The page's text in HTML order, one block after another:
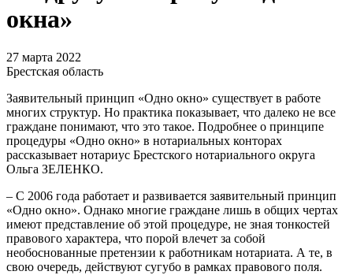
окна»
27 марта 2022
Брестская область
Заявительный принцип «Одно окно» существует в работе
многих структур. Но практика показывает, что далеко не все
граждане понимают, что это такое. Подробнее о принципе
процедуры «Одно окно» в нотариальных конторах
рассказывает нотариус Брестского нотариального округа
Ольга ЗЕЛЕНКО.
– С 2006 года работает и развивается заявительный принцип
«Одно окно». Однако многие граждане лишь в общих чертах
имеют представление об этой процедуре, не зная тонкостей
правового характера, что порой влечет за собой
необоснованные претензии к работникам нотариата. А те, в
свою очередь, действуют сугубо в рамках правового поля.